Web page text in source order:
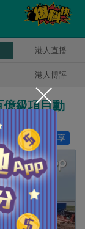
港人直播
港人博評
億級項目動
分享
讚好 0